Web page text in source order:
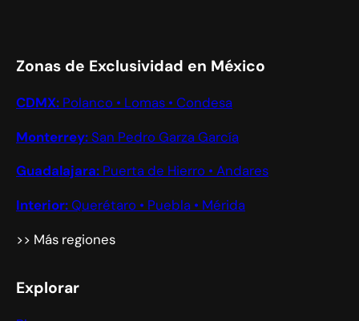
Zonas de Exclusividad en México
CDMX: Polanco • Lomas • Condesa
Monterrey:San Pedro Garza García
Guadalajara: Puerta de Hierro • Andares
Interior:Querétaro • Puebla • Mérida
>> Más regiones
Explorar